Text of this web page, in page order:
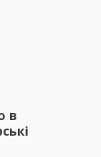
в